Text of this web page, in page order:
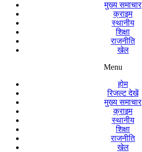
मुख्य समाचार
क्राइम
स्थानीय
शिक्षा
राजनीति
खेल
Menu
होम
रिजल्ट देखें
मुख्य समाचार
क्राइम
स्थानीय
शिक्षा
राजनीति
खेल